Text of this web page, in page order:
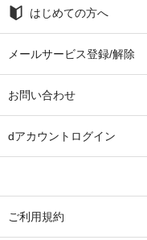
はじめての方へ
メールサービス登録/解除
お問い合わせ
dアカウントログイン
ご利用規約